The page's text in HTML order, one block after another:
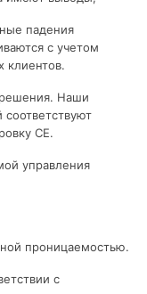
падения
с учетом
клиентов.
Наши
CE.
управления
проницаемостью.
с